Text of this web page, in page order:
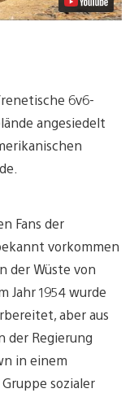
6v6-
angesiedelt
Fans der
vorkommen
der Wüste von
Jahr 1954 wurde
aber aus
der Regierung
in einem
sozialer